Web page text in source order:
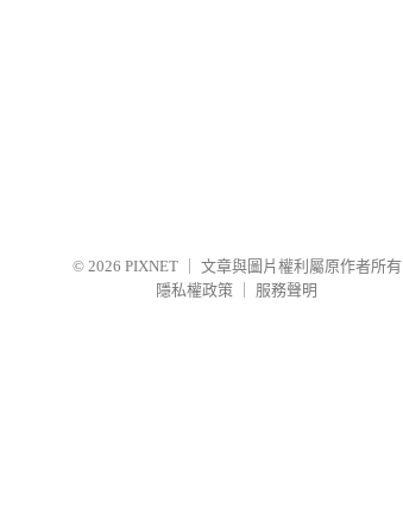
© 2026 PIXNET
文章與圖片權利屬原作者所有
隱私權政策
服務聲明